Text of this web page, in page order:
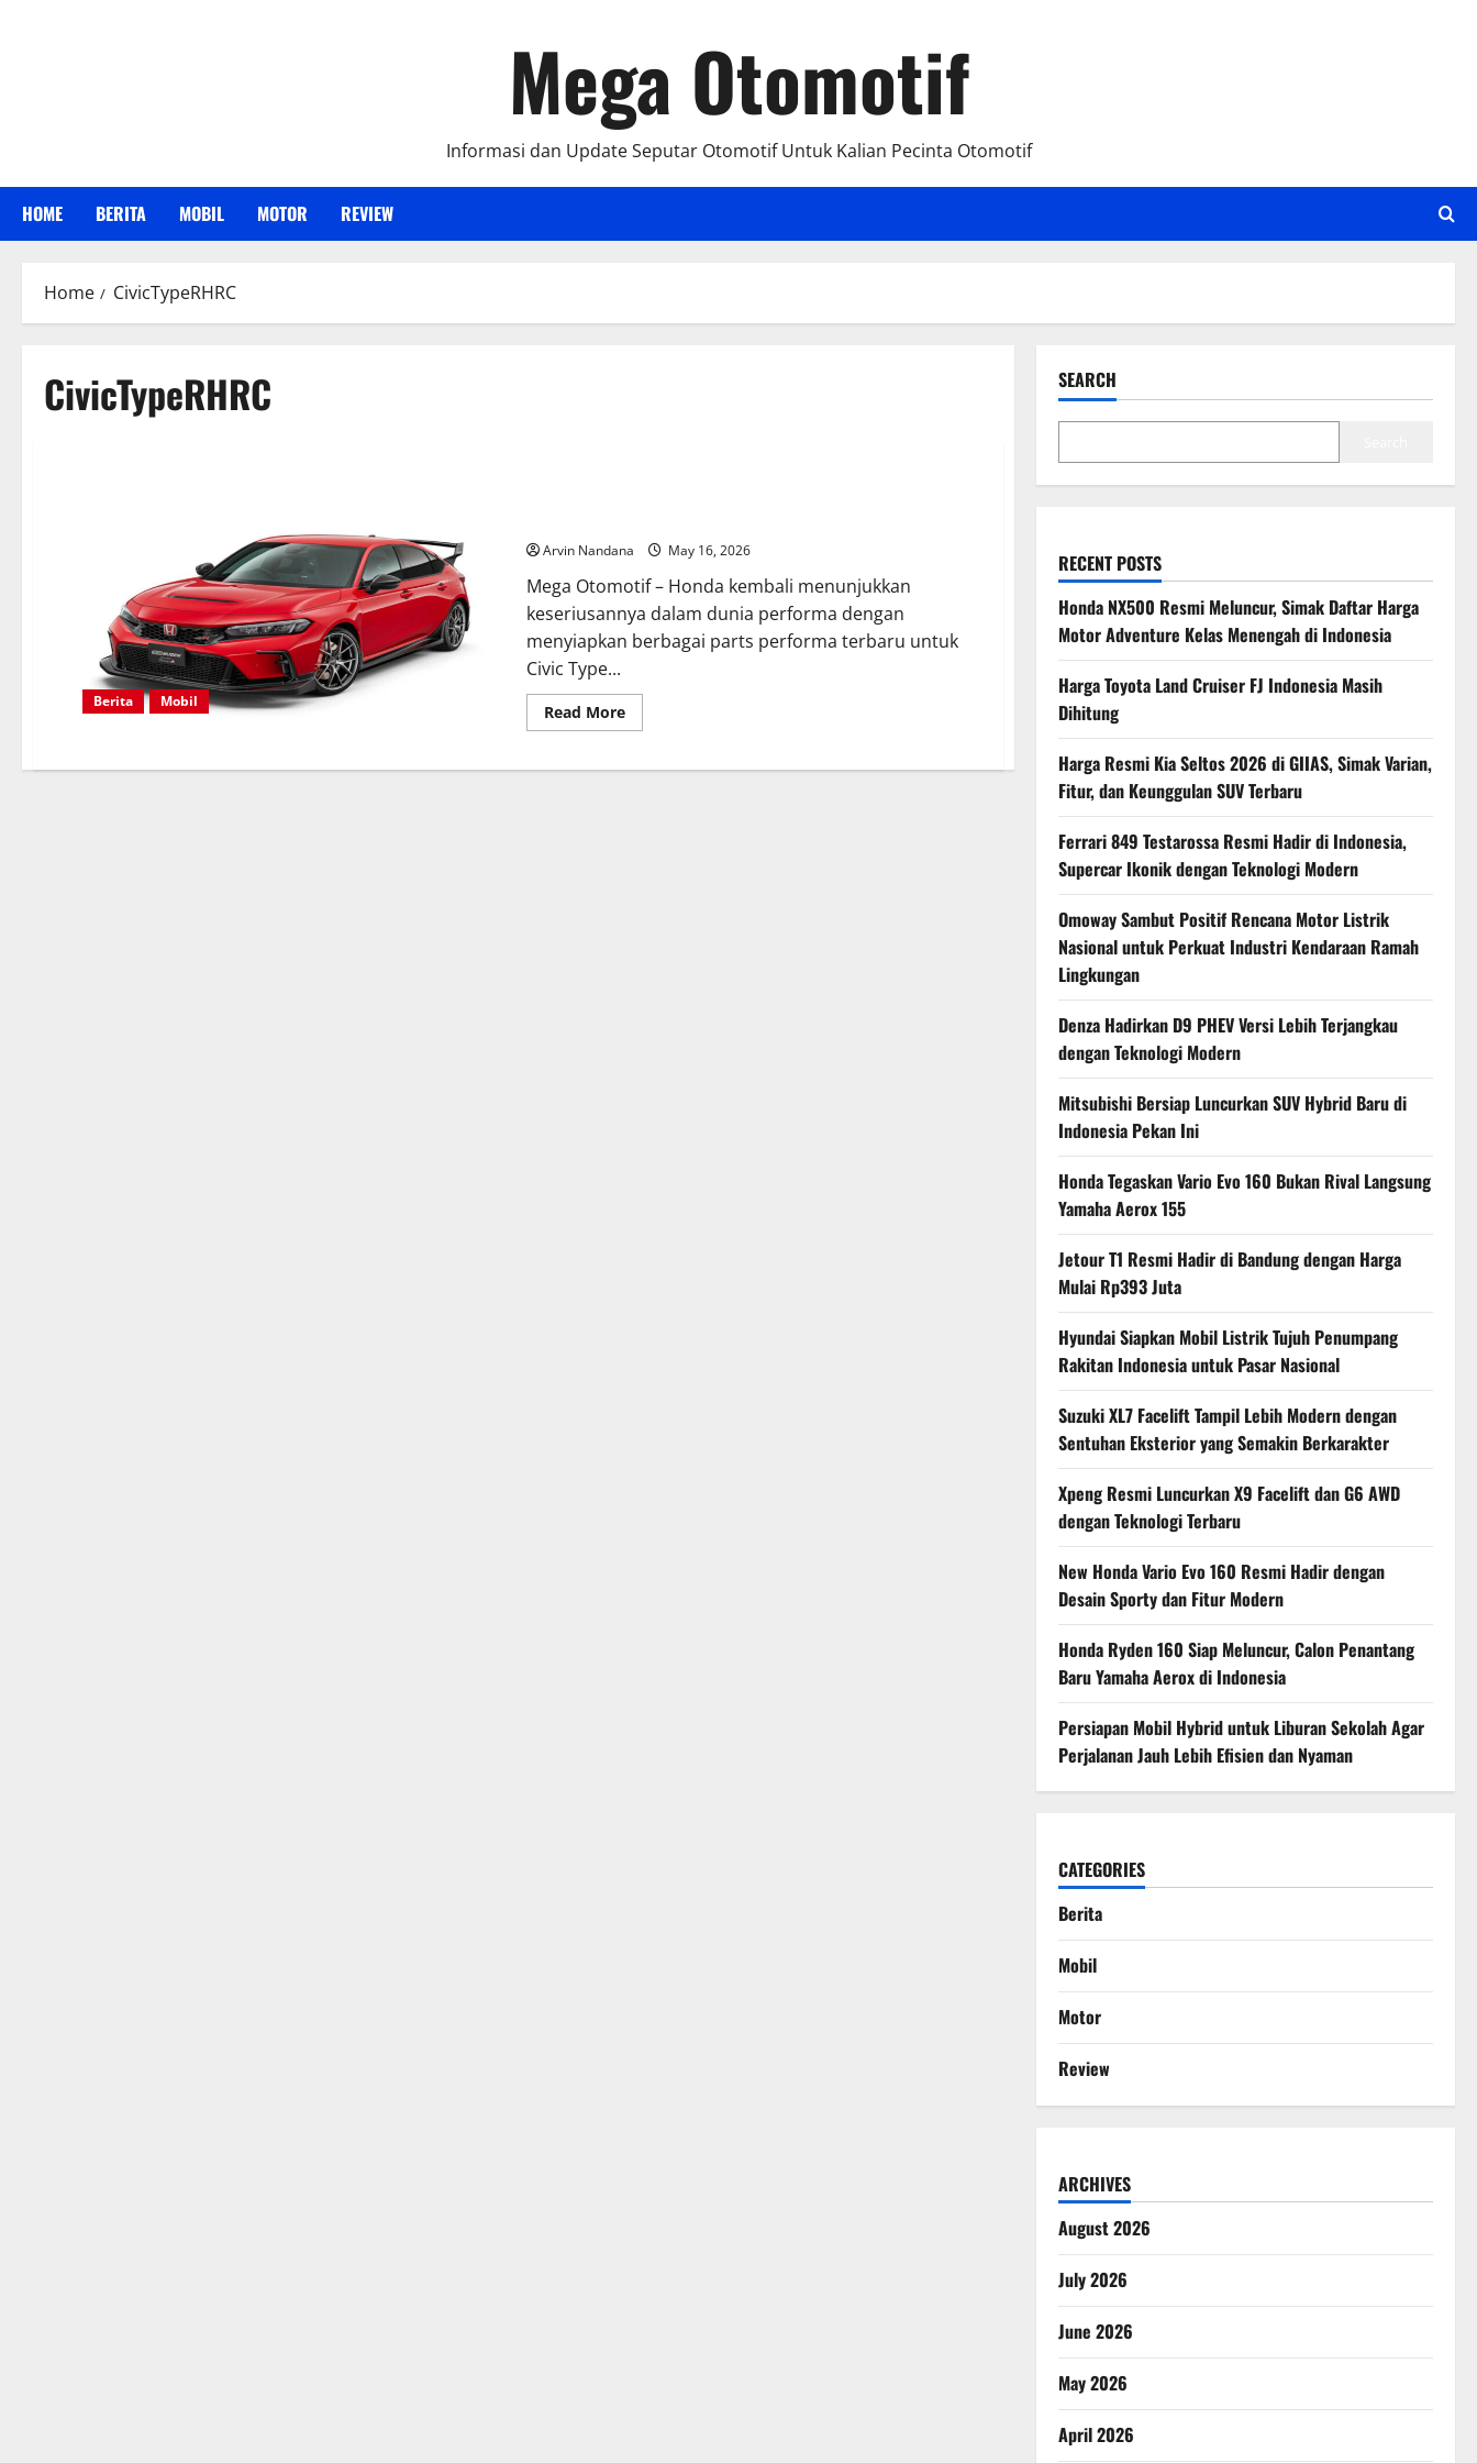
Mega Otomotif
Informasi dan Update Seputar Otomotif Untuk Kalian Pecinta Otomotif
HOME BERITA MOBIL MOTOR REVIEW
Home CivicTypeRHRC
CivicTypeRHRC
Berita Mobil
Arvin Nandana May 16, 2026
Mega Otomotif – Honda kembali menunjukkan
keseriusannya dalam dunia performa dengan
menyiapkan berbagai parts performa terbaru untuk
Civic Type...
Read MoreRead
more
Segera
SEARCH
RECENT POSTS
Honda NX500 Resmi Meluncur, Simak Daftar Harga
Motor Adventure Kelas Menengah di Indonesia
Harga Toyota Land Cruiser FJ Indonesia Masih
Dihitung
Harga Resmi Kia Seltos 2026 di GIIAS, Simak Varian,
Fitur, dan Keunggulan SUV Terbaru
Ferrari 849 Testarossa Resmi Hadir di Indonesia,
Supercar Ikonik dengan Teknologi Modern
Omoway Sambut Positif Rencana Motor Listrik
Nasional untuk Perkuat Industri Kendaraan Ramah
Lingkungan
Denza Hadirkan D9 PHEV Versi Lebih Terjangkau
dengan Teknologi Modern
Mitsubishi Bersiap Luncurkan SUV Hybrid Baru di
Indonesia Pekan Ini
Honda Tegaskan Vario Evo 160 Bukan Rival Langsung
Yamaha Aerox 155
Jetour T1 Resmi Hadir di Bandung dengan Harga
Mulai Rp393 Juta
Hyundai Siapkan Mobil Listrik Tujuh Penumpang
Rakitan Indonesia untuk Pasar Nasional
Suzuki XL7 Facelift Tampil Lebih Modern dengan
Sentuhan Eksterior yang Semakin Berkarakter
Xpeng Resmi Luncurkan X9 Facelift dan G6 AWD
dengan Teknologi Terbaru
New Honda Vario Evo 160 Resmi Hadir dengan
Desain Sporty dan Fitur Modern
Honda Ryden 160 Siap Meluncur, Calon Penantang
Baru Yamaha Aerox di Indonesia
Persiapan Mobil Hybrid untuk Liburan Sekolah Agar
Perjalanan Jauh Lebih Efisien dan Nyaman
CATEGORIES
Berita
Mobil
Motor
Review
ARCHIVES
August 2026
July 2026
June 2026
May 2026
April 2026